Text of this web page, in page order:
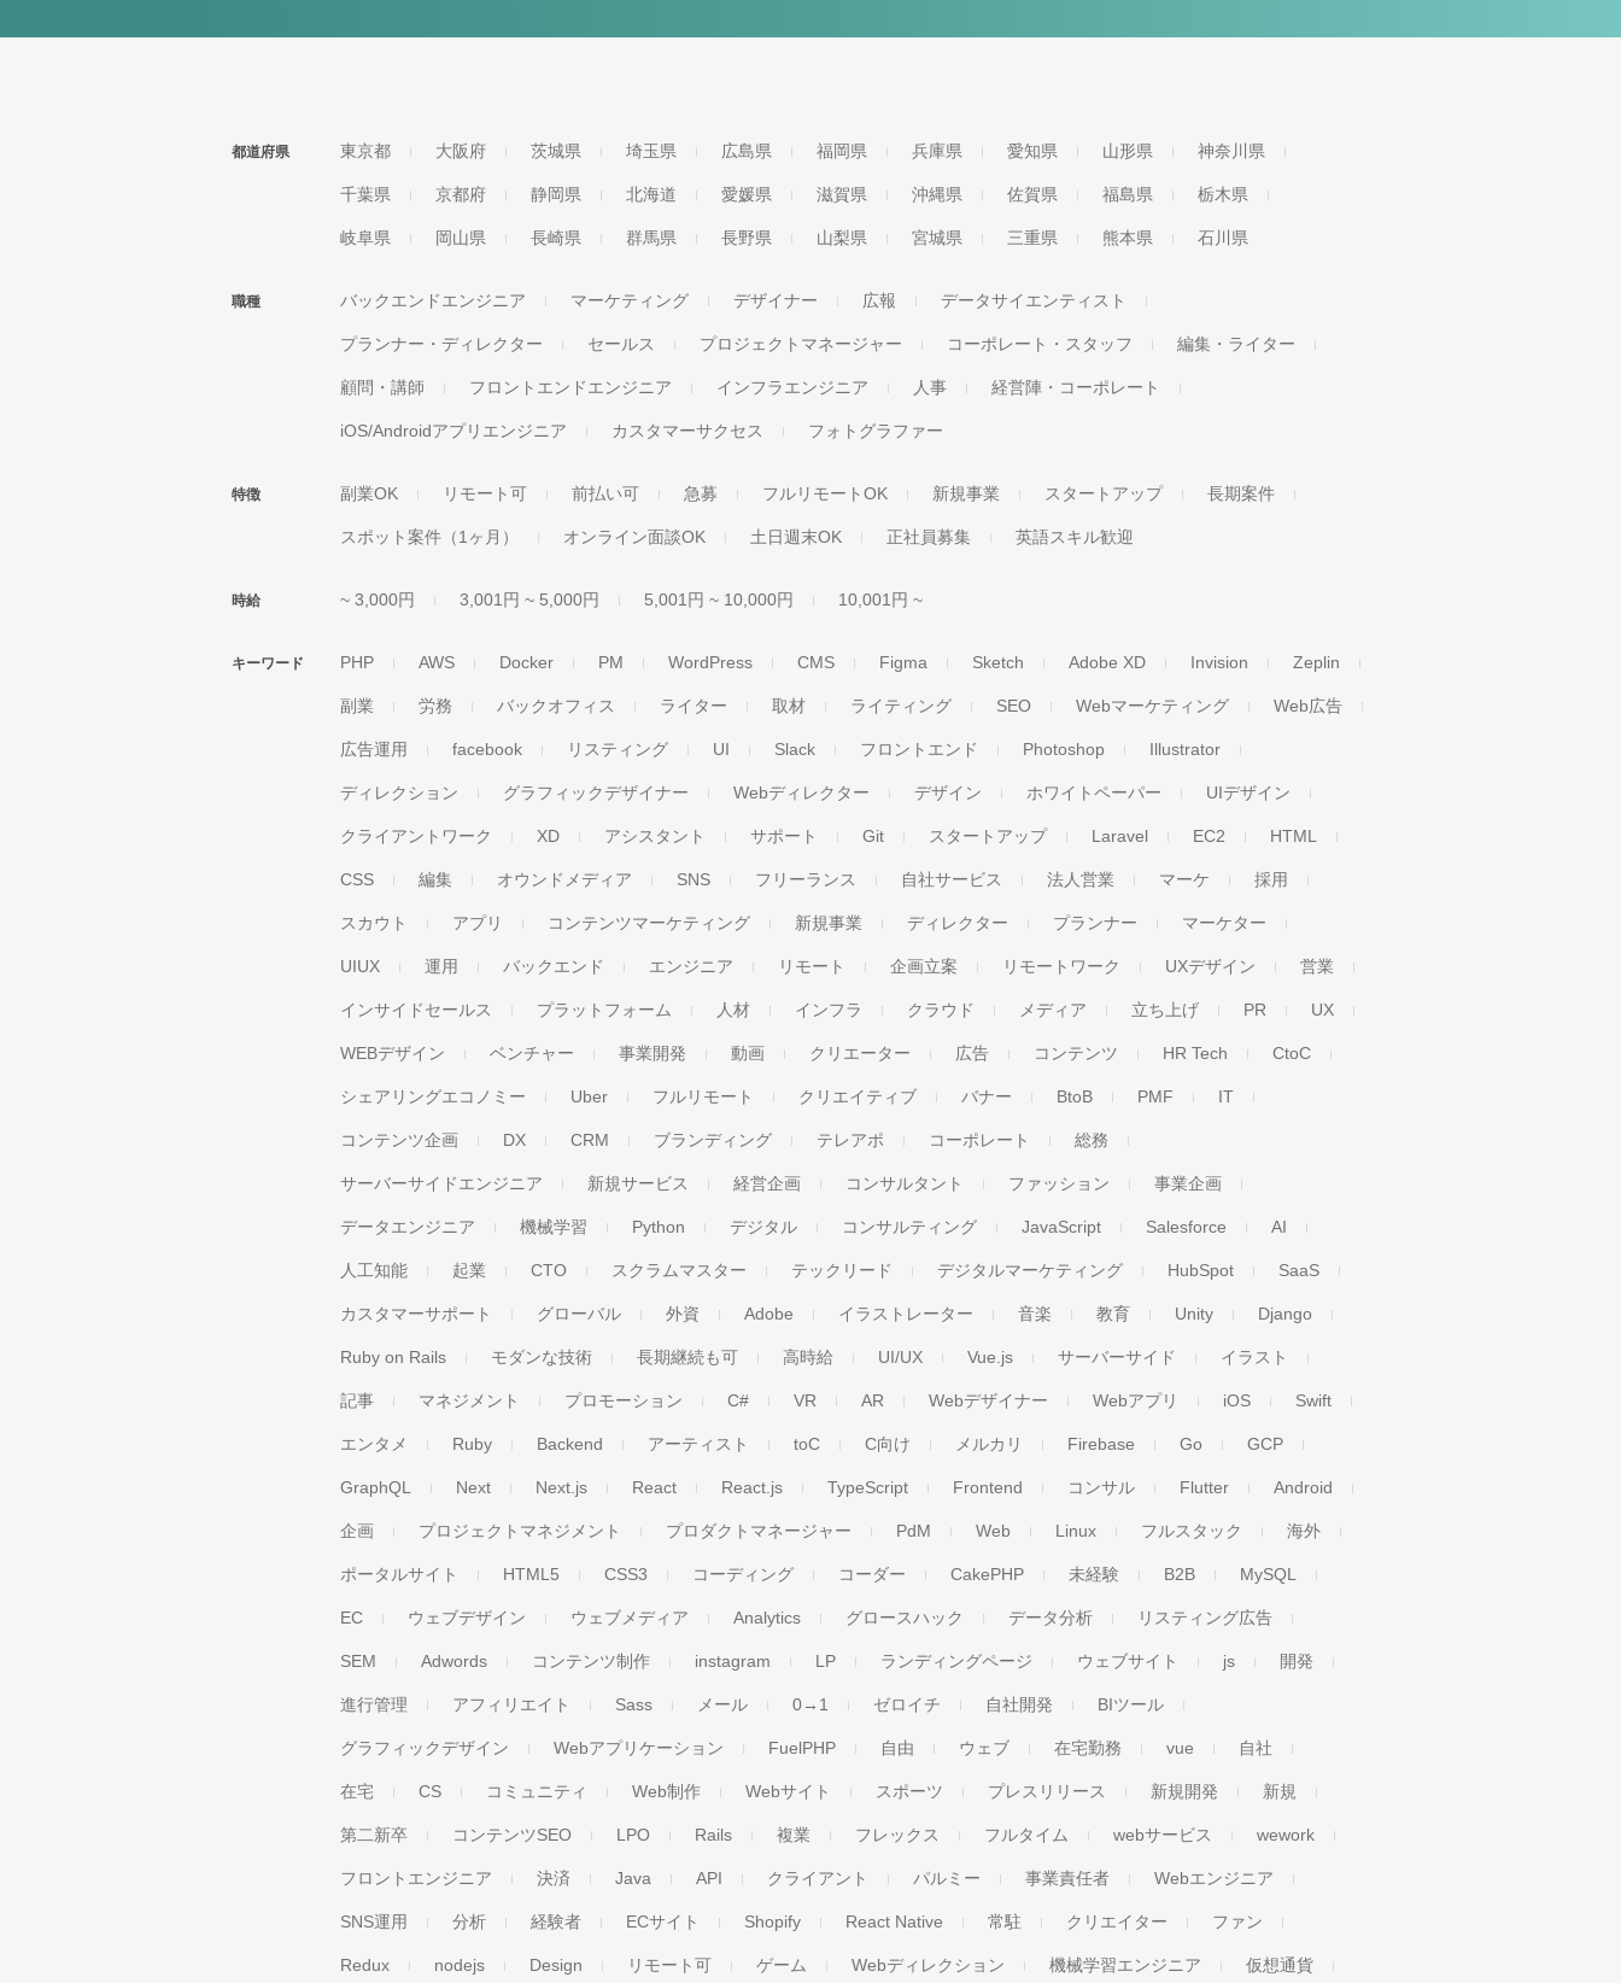
都道府県 東京都 大阪府 茨城県 埼玉県 広島県 福岡県 兵庫県 愛知県 山形県 神奈川県
千葉県 京都府 静岡県 北海道 愛媛県 滋賀県 沖縄県 佐賀県 福島県 栃木県
岐阜県 岡山県 長崎県 群馬県 長野県 山梨県 宮城県 三重県 熊本県 石川県
職種 バックエンドエンジニア マーケティング デザイナー 広報 データサイエンティスト
プランナー・ディレクター セールス プロジェクトマネージャー コーポレート・スタッフ 編集・ライター
顧問・講師 フロントエンドエンジニア インフラエンジニア 人事 経営陣・コーポレート
iOS/Androidアプリエンジニア カスタマーサクセス フォトグラファー
特徴 副業OK リモート可 前払い可 急募 フルリモートOK 新規事業 スタートアップ 長期案件
スポット案件（1ヶ月） オンライン面談OK 土日週末OK 正社員募集 英語スキル歓迎
時給 ~ 3,000円 3,001円 ~ 5,000円 5,001円 ~ 10,000円 10,001円 ~
キーワード PHP AWS Docker PM WordPress CMS Figma Sketch Adobe XD Invision Zeplin
副業 労務 バックオフィス ライター 取材 ライティング SEO Webマーケティング Web広告
広告運用 facebook リスティング UI Slack フロントエンド Photoshop Illustrator
ディレクション グラフィックデザイナー Webディレクター デザイン ホワイトペーパー UIデザイン
クライアントワーク XD アシスタント サポート Git スタートアップ Laravel EC2 HTML
CSS 編集 オウンドメディア SNS フリーランス 自社サービス 法人営業 マーケ 採用
スカウト アプリ コンテンツマーケティング 新規事業 ディレクター プランナー マーケター
UIUX 運用 バックエンド エンジニア リモート 企画立案 リモートワーク UXデザイン 営業
インサイドセールス プラットフォーム 人材 インフラ クラウド メディア 立ち上げ PR UX
WEBデザイン ベンチャー 事業開発 動画 クリエーター 広告 コンテンツ HR Tech CtoC
シェアリングエコノミー Uber フルリモート クリエイティブ バナー BtoB PMF IT
コンテンツ企画 DX CRM ブランディング テレアポ コーポレート 総務
サーバーサイドエンジニア 新規サービス 経営企画 コンサルタント ファッション 事業企画
データエンジニア 機械学習 Python デジタル コンサルティング JavaScript Salesforce AI
人工知能 起業 CTO スクラムマスター テックリード デジタルマーケティング HubSpot SaaS
カスタマーサポート グローバル 外資 Adobe イラストレーター 音楽 教育 Unity Django
Ruby on Rails モダンな技術 長期継続も可 高時給 UI/UX Vue.js サーバーサイド イラスト
記事 マネジメント プロモーション C# VR AR Webデザイナー Webアプリ iOS Swift
エンタメ Ruby Backend アーティスト toC C向け メルカリ Firebase Go GCP
GraphQL Next Next.js React React.js TypeScript Frontend コンサル Flutter Android
企画 プロジェクトマネジメント プロダクトマネージャー PdM Web Linux フルスタック 海外
ポータルサイト HTML5 CSS3 コーディング コーダー CakePHP 未経験 B2B MySQL
EC ウェブデザイン ウェブメディア Analytics グロースハック データ分析 リスティング広告
SEM Adwords コンテンツ制作 instagram LP ランディングページ ウェブサイト js 開発
進行管理 アフィリエイト Sass メール 0→1 ゼロイチ 自社開発 BIツール
グラフィックデザイン Webアプリケーション FuelPHP 自由 ウェブ 在宅勤務 vue 自社
在宅 CS コミュニティ Web制作 Webサイト スポーツ プレスリリース 新規開発 新規
第二新卒 コンテンツSEO LPO Rails 複業 フレックス フルタイム webサービス wework
フロントエンジニア 決済 Java API クライアント パルミー 事業責任者 Webエンジニア
SNS運用 分析 経験者 ECサイト Shopify React Native 常駐 クリエイター ファン
Redux nodejs Design リモート可 ゲーム Webディレクション 機械学習エンジニア 仮想通貨